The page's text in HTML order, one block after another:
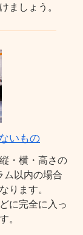
ましょう。
いもの
・横・高さの
ム以内の場合
ります。
に完全に入っ
。